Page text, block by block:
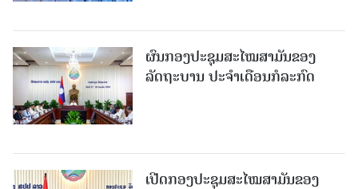
ຜົນກອງປະຊຸມສະໄໝສາມັນຂອງ
ລັດຖະບານ ປະຈຳເດືອນກໍລະກົດ
ເປີດກອງປະຊຸມສະໄໝສາມັນຂອງ